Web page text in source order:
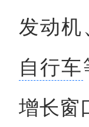
发动机
自行车
增长窗